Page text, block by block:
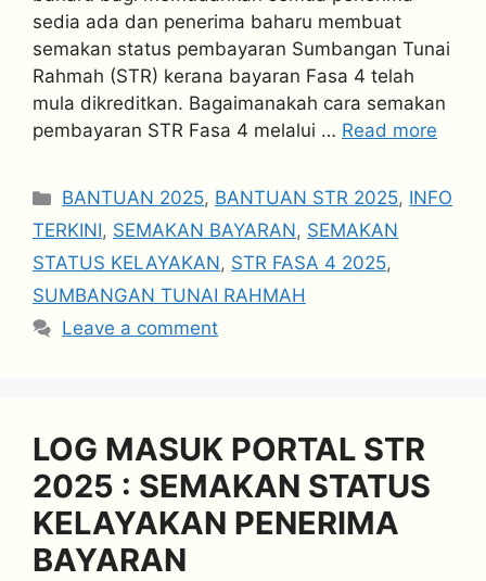
sedia ada dan penerima baharu membuat
semakan status pembayaran Sumbangan Tunai
Rahmah (STR) kerana bayaran Fasa 4 telah
mula dikreditkan. Bagaimanakah cara semakan
pembayaran STR Fasa 4 melalui … Read more
Categories
BANTUAN 2025, BANTUAN STR 2025, INFO
TERKINI, SEMAKAN BAYARAN, SEMAKAN
STATUS KELAYAKAN, STR FASA 4 2025,
SUMBANGAN TUNAI RAHMAH
Leave a comment
LOG MASUK PORTAL STR
2025 : SEMAKAN STATUS
KELAYAKAN PENERIMA
BAYARAN